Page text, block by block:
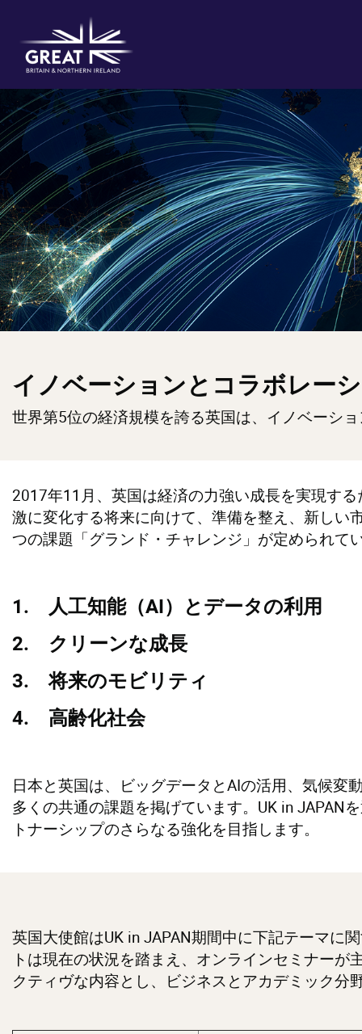
イノベーションとコラボレー
世界第5位の経済規模を誇る英国は、イノベーシ
2017年11月、英国は経済の力強い成長を実現す
激に変化する将来に向けて、準備を整え、新しい
つの課題「グランド・チャレンジ」が定められて
1. 人工知能（AI）とデータの利用
2. クリーンな成長
3. 将来のモビリティ
4. 高齢化社会
日本と英国は、ビッグデータとAIの活用、気候変
多くの共通の課題を掲げています。UK in JAPAN
トナーシップのさらなる強化を目指します。
英国大使館はUK in JAPAN期間中に下記テーマに
トは現在の状況を踏まえ、オンラインセミナー
クティヴな内容とし、ビジネスとアカデミック分